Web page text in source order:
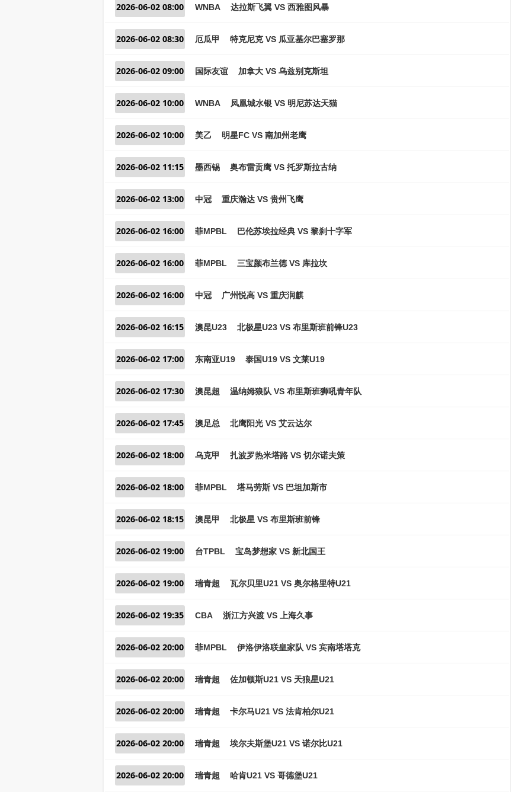
2026-06-02 08:00 WNBA 达拉斯飞翼 VS 西雅图风暴
2026-06-02 08:30 厄瓜甲 特克尼克 VS 瓜亚基尔巴塞罗那
2026-06-02 09:00 国际友谊 加拿大 VS 乌兹别克斯坦
2026-06-02 10:00 WNBA 凤凰城水银 VS 明尼苏达天猫
2026-06-02 10:00 美乙 明星FC VS 南加州老鹰
2026-06-02 11:15 墨西锡 奥布雷贡鹰 VS 托罗斯拉古纳
2026-06-02 13:00 中冠 重庆瀚达 VS 贵州飞鹰
2026-06-02 16:00 菲MPBL 巴伦苏埃拉经典 VS 黎刹十字军
2026-06-02 16:00 菲MPBL 三宝颜布兰德 VS 库拉坎
2026-06-02 16:00 中冠 广州悦高 VS 重庆润麒
2026-06-02 16:15 澳昆U23 北极星U23 VS 布里斯班前锋U23
2026-06-02 17:00 东南亚U19 泰国U19 VS 文莱U19
2026-06-02 17:30 澳昆超 温纳姆狼队 VS 布里斯班狮吼青年队
2026-06-02 17:45 澳足总 北鹰阳光 VS 艾云达尔
2026-06-02 18:00 乌克甲 扎波罗热米塔路 VS 切尔诺夫策
2026-06-02 18:00 菲MPBL 塔马劳斯 VS 巴坦加斯市
2026-06-02 18:15 澳昆甲 北极星 VS 布里斯班前锋
2026-06-02 19:00 台TPBL 宝岛梦想家 VS 新北国王
2026-06-02 19:00 瑞青超 瓦尔贝里U21 VS 奥尔格里特U21
2026-06-02 19:35 CBA 浙江方兴渡 VS 上海久事
2026-06-02 20:00 菲MPBL 伊洛伊洛联皇家队 VS 宾南塔塔克
2026-06-02 20:00 瑞青超 佐加顿斯U21 VS 天狼星U21
2026-06-02 20:00 瑞青超 卡尔马U21 VS 法肯柏尔U21
2026-06-02 20:00 瑞青超 埃尔夫斯堡U21 VS 诺尔比U21
2026-06-02 20:00 瑞青超 哈肯U21 VS 哥德堡U21